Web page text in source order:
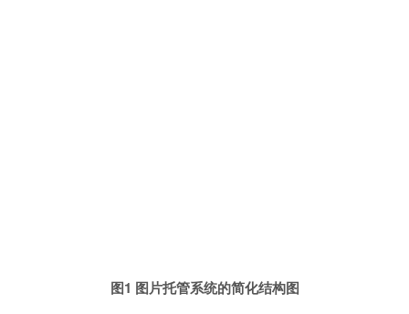
图1 图片托管系统的简化结构图